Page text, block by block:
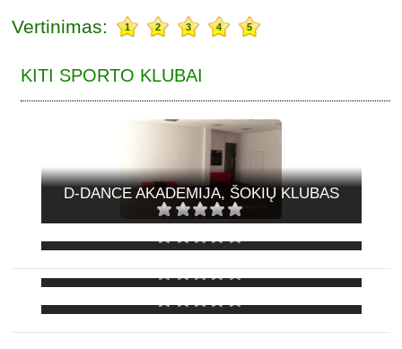
Vertinimas: 1 2 3 4 5
KITI SPORTO KLUBAI
D-DANCE AKADEMIJA, ŠOKIŲ KLUBAS
BOOGIE DANCE, ŠOKIŲ STUDIJA
CITY DANCE, ŠOKIŲ IR SVEIKATINGUMO
SVEIKATINGUMO CENTRAS